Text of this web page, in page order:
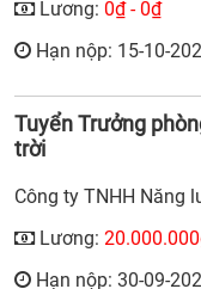
Lương: 0₫ - 0₫
Hạn nộp: 15-10-
Tuyển Trưởng
trời
Công ty TNHH Năng
Lương:
Hạn nộp: 30-09-